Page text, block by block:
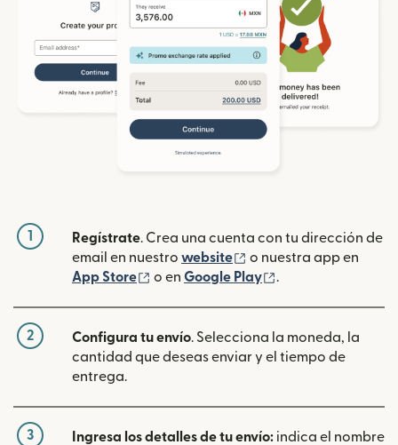
1 Regístrate. Crea una cuenta con tu dirección de
email en nuestro website (se abre en una
o nuestra app en
App Store
(se abre en una ventana nueva)
o en Google Play .
2 Configura tu envío. Selecciona la moneda, la
cantidad que deseas enviar y el tiempo de
entrega.
3 Ingresa los detalles de tu envío: indica el nombre